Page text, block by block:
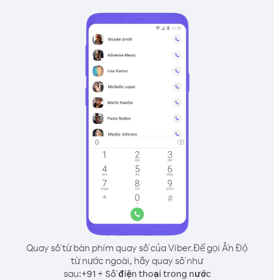
Quay số từ bàn phím quay số của Viber.Để gọi Ấn Độ
từ nước ngoài, hãy quay số như
sau:+91+ Số điện thoại trong nước